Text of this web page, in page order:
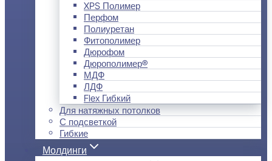
XPS Полимер
Перфом
Полиуретан
Фитополимер
Дюрофом
Дюрополимер®
МДФ
ЛДФ
Flex Гибкий
Для натяжных потолков
С подсветкой
Гибкие
Молдинги